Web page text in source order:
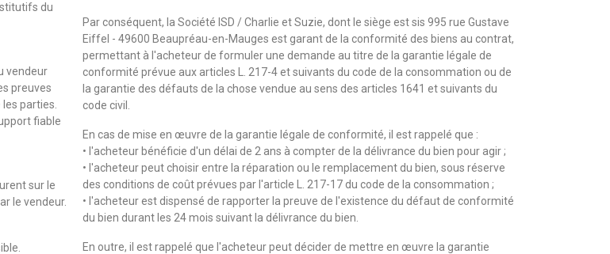
du
vendeur
preuves
parties.
fiable
sur le
le vendeur.
Par conséquent, la Société ISD / Charlie et Suzie, dont le siège est sis 995 rue Gustave
Eiffel - 49600 Beaupréau-en-Mauges est garant de la conformité des biens au contrat,
permettant à l'acheteur de formuler une demande au titre de la garantie légale de
conformité prévue aux articles L. 217-4 et suivants du code de la consommation ou de
la garantie des défauts de la chose vendue au sens des articles 1641 et suivants du
code civil.
En cas de mise en œuvre de la garantie légale de conformité, il est rappelé que :
• l'acheteur bénéficie d'un délai de 2 ans à compter de la délivrance du bien pour agir ;
• l'acheteur peut choisir entre la réparation ou le remplacement du bien, sous réserve
des conditions de coût prévues par l'article L. 217-17 du code de la consommation ;
• l'acheteur est dispensé de rapporter la preuve de l'existence du défaut de conformité
du bien durant les 24 mois suivant la délivrance du bien.
En outre, il est rappelé que l'acheteur peut décider de mettre en œuvre la garantie